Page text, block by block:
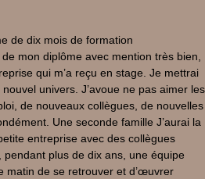
de dix mois de formation
mon diplôme avec mention très bien,
qui m’a reçu en stage. Je mettrai
univers. J’avoue ne pas aimer les
de nouveaux collègues, de nouvelles
Une seconde famille J’aurai la
entreprise avec des collègues
plus de dix ans, une équipe
matin de se retrouver et d’œuvrer